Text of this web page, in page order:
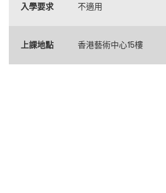
入學要求 不適用
上課地點 香港藝術中心15樓